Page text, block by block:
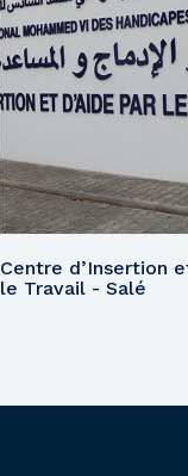
Centre d’Insertion
le Travail - Salé